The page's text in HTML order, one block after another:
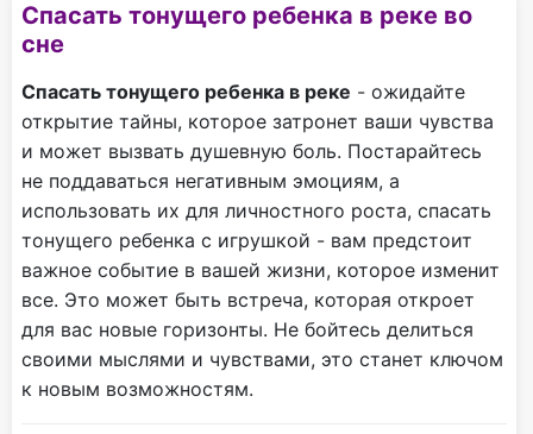
Спасать тонущего ребенка в реке во
сне
Спасать тонущего ребенка в реке - ожидайте
открытие тайны, которое затронет ваши чувства
и может вызвать душевную боль. Постарайтесь
не поддаваться негативным эмоциям, а
использовать их для личностного роста, спасать
тонущего ребенка с игрушкой - вам предстоит
важное событие в вашей жизни, которое изменит
все. Это может быть встреча, которая откроет
для вас новые горизонты. Не бойтесь делиться
своими мыслями и чувствами, это станет ключом
к новым возможностям.